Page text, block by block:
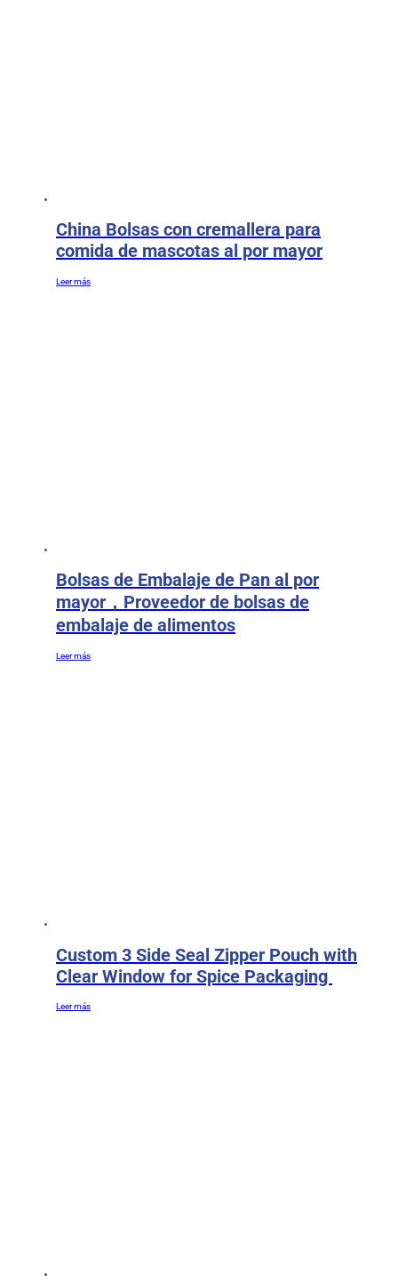
China Bolsas con cremallera para
comida de mascotas al por mayor
Leer más
Bolsas de Embalaje de Pan al por
mayor，Proveedor de bolsas de
embalaje de alimentos
Leer más
Custom 3 Side Seal Zipper Pouch with
Clear Window for Spice Packaging
Leer más